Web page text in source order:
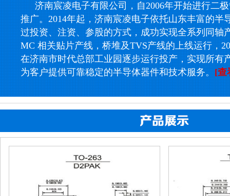
济南宸凌电子有限公司，自2006年开始进行二
推广。2014年起，济南宸凌电子依托山东丰富的半
过投资、注资、参股的方式，成功实现全系列同轴
MC 相关贴片产线，桥堆及TVS产线的上线运行，
在济南市时代总部工业园逐步运行投产，实现所有
为客户提供可靠稳定的半导体器件和技术服务。[查